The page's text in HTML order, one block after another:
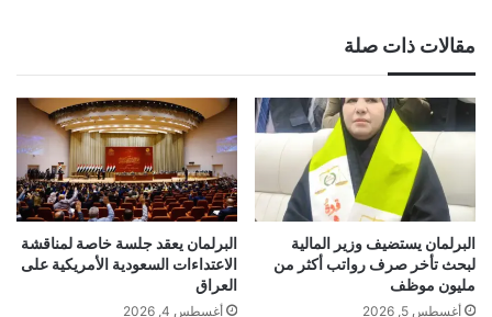
مقالات ذات صلة
البرلمان يستضيف وزير المالية
لبحث تأخر صرف رواتب أكثر من
مليون موظف
أغسطس 5, 2026
البرلمان يعقد جلسة خاصة لمناقشة
الاعتداءات السعودية الأمريكية على
العراق
أغسطس 4, 2026